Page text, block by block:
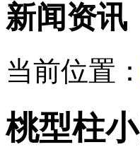
新闻资讯
当前位置：
桃型柱